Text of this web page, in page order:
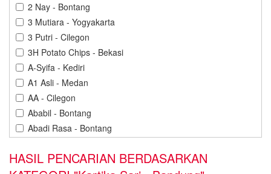
Denpasar
Jakarta
Kediri
Kendari
Kuningan
2 Nay - Bontang
3 Mutiara - Yogyakarta
3 Putri - Cilegon
3H Potato Chips - Bekasi
A-Syifa - Kediri
A1 Asli - Medan
AA - Cilegon
Ababil - Bontang
Abadi Rasa - Bontang
Abdillah Jaya - Cilegon
HASIL PENCARIAN BERDASARKAN